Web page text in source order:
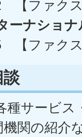
【ファク
ーナショ
【ファク
種サービス
関の紹介